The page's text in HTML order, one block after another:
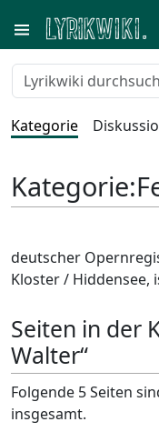
Kategorie
Kategorie:
deutscher
Kloster /
Seiten in der
Walter“
Folgende 5 Seiten
insgesamt.